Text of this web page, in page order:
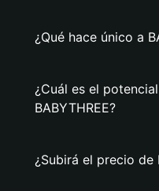
¿Qué hace único a
¿Cuál es el
BABYTHREE?
¿Subirá el precio de